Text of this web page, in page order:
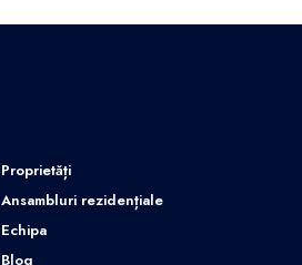
Proprietăți
Ansambluri rezidențiale
Echipa
Blog